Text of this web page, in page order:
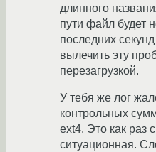
длинного
пути файл будет
последних
вылечить эту
перезагрузкой.
У тебя же лог
контрольных
ext4. Это как раз
ситуационная.